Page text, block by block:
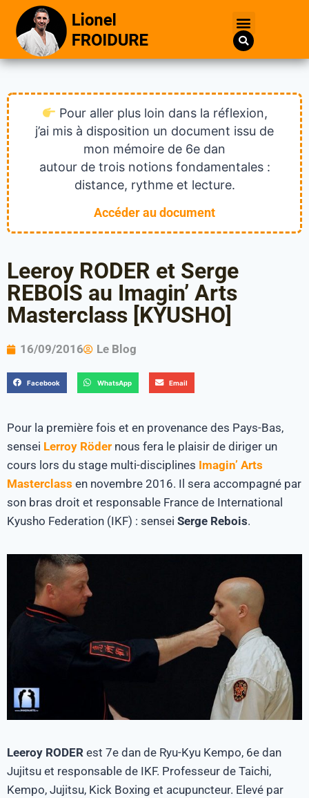
Pour aller plus loin dans la réflexion,
j’ai mis à disposition un document issu de
mon mémoire de 6e dan
autour de trois notions fondamentales :
distance, rythme et lecture.
Accéder au document
Leeroy RODER et Serge
REBOIS au Imagin’ Arts
Masterclass [KYUSHO]
16/09/2016 Le Blog
Facebook WhatsApp Email
Pour la première fois et en provenance des Pays-Bas,
sensei Lerroy Röder nous fera le plaisir de diriger un
cours lors du stage multi-disciplines Imagin’ Arts
Masterclass en novembre 2016. Il sera accompagné par
son bras droit et responsable France de International
Kyusho Federation (IKF) : sensei Serge Rebois.
Leeroy RODER est 7e dan de Ryu-Kyu Kempo, 6e dan
Jujitsu et responsable de IKF. Professeur de Taichi,
Kempo, Jujitsu, Kick Boxing et acupuncteur. Elevé par